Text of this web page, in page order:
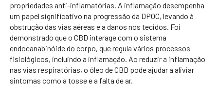
propriedades anti-inflamatórias. A inflamação desempenha
um papel significativo na progressão da DPOC, levando à
obstrução das vias aéreas e a danos nos tecidos. Foi
demonstrado que o CBD interage com o sistema
endocanabinóide do corpo, que regula vários processos
fisiológicos, incluindo a inflamação. Ao reduzir a inflamação
nas vias respiratórias, o óleo de CBD pode ajudar a aliviar
sintomas como a tosse e a falta de ar.